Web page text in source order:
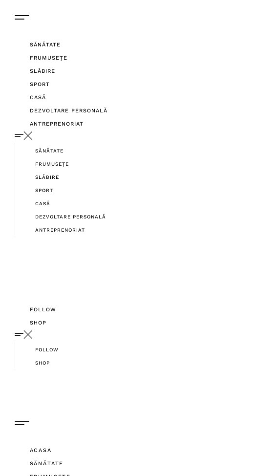
SĂNĂTATE
FRUMUSEȚE
SLĂBIRE
SPORT
CASĂ
DEZVOLTARE PERSONALĂ
ANTREPRENORIAT
SĂNĂTATE
FRUMUSEȚE
SLĂBIRE
SPORT
CASĂ
DEZVOLTARE PERSONALĂ
ANTREPRENORIAT
FOLLOW
SHOP
FOLLOW
SHOP
ACASA
SĂNĂTATE